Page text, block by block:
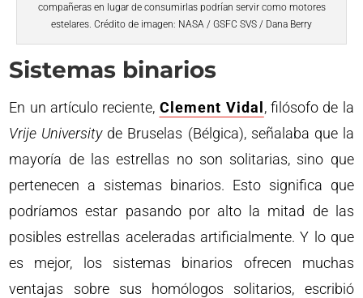
compañeras en lugar de consumirlas podrían servir como motores
estelares. Crédito de imagen: NASA / GSFC SVS / Dana Berry
Sistemas binarios
En un artículo reciente, Clement Vidal, filósofo de la
Vrije Universityde Bruselas (Bélgica), señalaba que la
mayoría de las estrellas no son solitarias, sino que
pertenecen a sistemas binarios. Esto significa que
podríamos estar pasando por alto la mitad de las
posibles estrellas aceleradas artificialmente. Y lo que
es mejor, los sistemas binarios ofrecen muchas
ventajas sobre sus homólogos solitarios, escribió